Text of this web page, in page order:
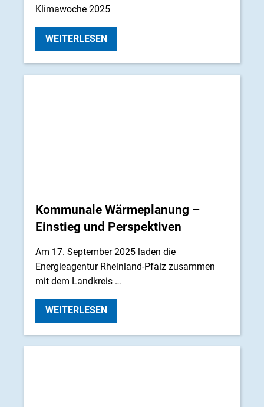
Klimawoche 2025
WEITERLESEN
Kommunale Wärmeplanung –
Einstieg und Perspektiven
Am 17. September 2025 laden die
Energieagentur Rheinland-Pfalz zusammen
mit dem Landkreis …
WEITERLESEN